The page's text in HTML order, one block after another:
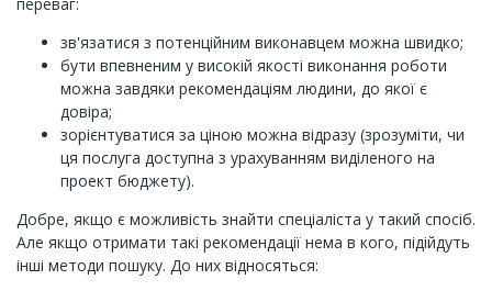
зв'язатися з потенційним виконавцем можна швидко;
бути впевненим у високій якості виконання роботи
можна завдяки рекомендаціям людини, до якої є
довіра;
зорієнтуватися за ціною можна відразу (зрозуміти, чи
ця послуга доступна з урахуванням виділеного на
проект бюджету).
Добре, якщо є можливість знайти спеціаліста у такий спосіб.
Але якщо отримати такі рекомендації нема в кого, підійдуть
інші методи пошуку. До них відносяться: